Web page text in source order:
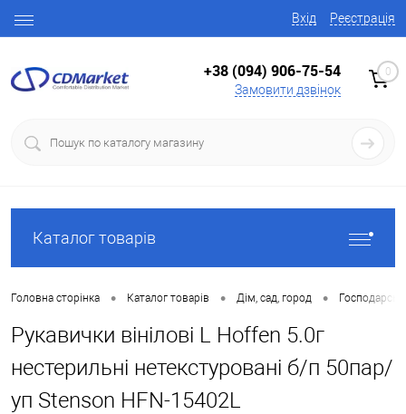
Вхід Реєстрація
+38 (094) 906-75-54
Замовити дзвінок
0
Каталог товарів
Головна сторінка • Каталог товарів • Дім, сад, город •
Рукавички вінілові L Hoffen 5.0г
нестерильні нетекстуровані б/п 50пар/
уп Stenson HFN-15402L